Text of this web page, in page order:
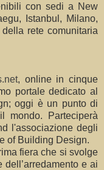
con sedi a New
Istanbul, Milano,
rete comunitaria
, online in cinque
portale dedicato al
oggi è un punto di
mondo. Parteciperà
l'associazione degli
of Building Design.
fiera che si svolge
e ai